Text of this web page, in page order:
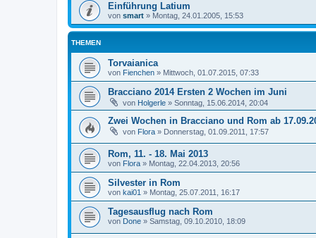
Einführung Latium
von smart » Montag, 24.01.2005, 15:53
THEMEN
Torvaianica
von Fienchen » Mittwoch, 01.07.2015, 07:33
Bracciano 2014 Ersten 2 Wochen im Juni
von Holgerle » Sonntag, 15.06.2014, 20:04
Zwei Wochen in Bracciano und Rom ab
von Flora » Donnerstag, 01.09.2011, 17:57
Rom, 11. - 18. Mai 2013
von Flora » Montag, 22.04.2013, 20:56
Silvester in Rom
von kai01 » Montag, 25.07.2011, 16:17
Tagesausflug nach Rom
von Done » Samstag, 09.10.2010, 18:09